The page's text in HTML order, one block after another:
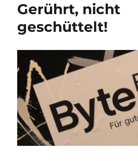
Gerührt, nicht
geschüttelt!